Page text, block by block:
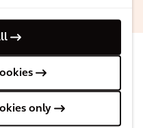
only
75 Millionen Liter